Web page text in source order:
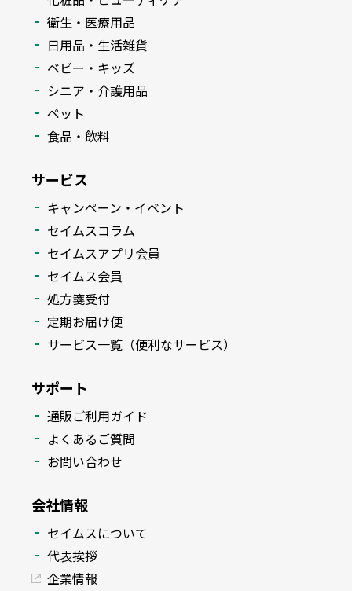
衛生・医療用品
日用品・生活雑貨
ベビー・キッズ
シニア・介護用品
ペット
食品・飲料
サービス
キャンペーン・イベント
セイムスコラム
セイムスアプリ会員
セイムス会員
処方箋受付
定期お届け便
サービス一覧（便利なサービス）
サポート
通販ご利用ガイド
よくあるご質問
お問い合わせ
会社情報
セイムスについて
代表挨拶
企業情報